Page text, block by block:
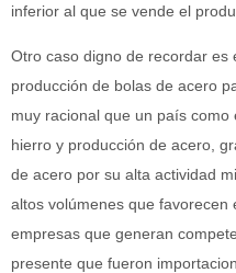
inferior al que se vende el
Otro caso digno de recordar es
producción de bolas de acero
muy racional que un país
hierro y producción de acero,
de acero por su alta actividad
altos volúmenes que
empresas que generan
presente que fueron